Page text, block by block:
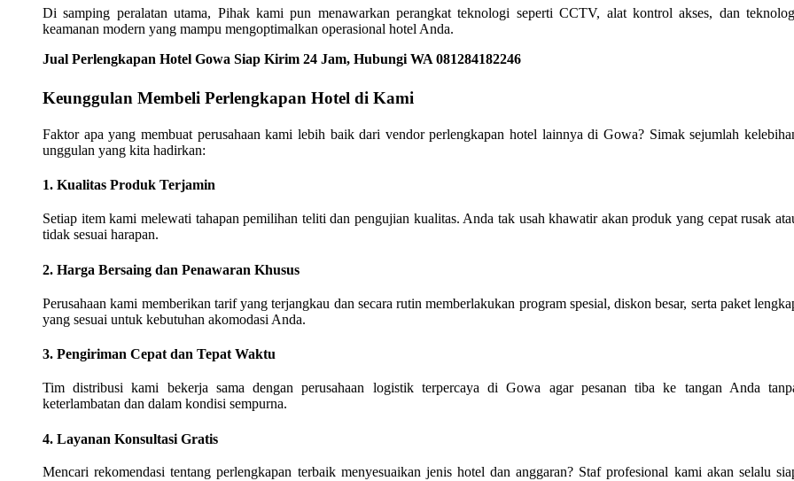
Di samping peralatan utama, Pihak kami pun menawarkan perangkat teknologi seperti CCTV, alat kontrol akses, dan
keamanan modern yang mampu mengoptimalkan operasional hotel Anda.
Jual Perlengkapan Hotel Gowa Siap Kirim 24 Jam, Hubungi WA 081284182246
Keunggulan Membeli Perlengkapan Hotel di Kami
Faktor apa yang membuat perusahaan kami lebih baik dari vendor perlengkapan hotel lainnya di Gowa? Simak sejumlah
unggulan yang kita hadirkan:
1. Kualitas Produk Terjamin
Setiap item kami melewati tahapan pemilihan teliti dan pengujian kualitas. Anda tak usah khawatir akan produk yang cepat rusak
tidak sesuai harapan.
2. Harga Bersaing dan Penawaran Khusus
Perusahaan kami memberikan tarif yang terjangkau dan secara rutin memberlakukan program spesial, diskon besar, serta paket
yang sesuai untuk kebutuhan akomodasi Anda.
3. Pengiriman Cepat dan Tepat Waktu
Tim distribusi kami bekerja sama dengan perusahaan logistik terpercaya di Gowa agar pesanan tiba ke tangan Anda
keterlambatan dan dalam kondisi sempurna.
4. Layanan Konsultasi Gratis
Mencari rekomendasi tentang perlengkapan terbaik menyesuaikan jenis hotel dan anggaran? Staf profesional kami akan selalu